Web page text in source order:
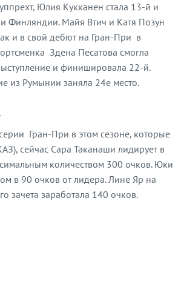
Юлия Кукканен стала 13-й и
Финляндии. Майя Втич и Катя Позун
и в свой дебют на Гран-При в
Здена Песатова смогла
и финишировала 22-й.
из Румынии заняла 24е место.
Гран-При в этом сезоне, которые
сейчас Сара Таканаши лидирует в
количеством 300 очков. Юки
в 90 очков от лидера. Лине Яр на
зачета заработала 140 очков.